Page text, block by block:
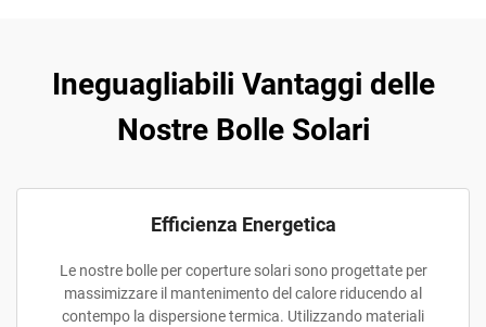
Ineguagliabili Vantaggi delle
Nostre Bolle Solari
Efficienza Energetica
Le nostre bolle per coperture solari sono progettate per
massimizzare il mantenimento del calore riducendo al
contempo la dispersione termica. Utilizzando materiali